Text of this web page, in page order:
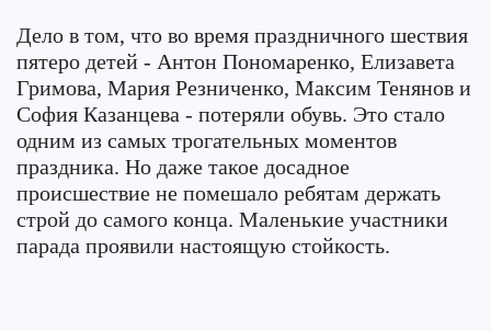
Дело в том, что во время праздничного шествия
пятеро детей - Антон Пономаренко, Елизавета
Гримова, Мария Резниченко, Максим Тенянов и
София Казанцева - потеряли обувь. Это стало
одним из самых трогательных моментов
праздника. Но даже такое досадное
происшествие не помешало ребятам держать
строй до самого конца. Маленькие участники
парада проявили настоящую стойкость.